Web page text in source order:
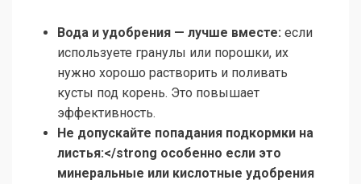
Вода и удобрения — лучше вместе: если
используете гранулы или порошки, их
нужно хорошо растворить и поливать
кусты под корень. Это повышает
эффективность.
Не допускайте попадания подкормки на
листья:</strong особенно если это
минеральные или кислотные удобрения